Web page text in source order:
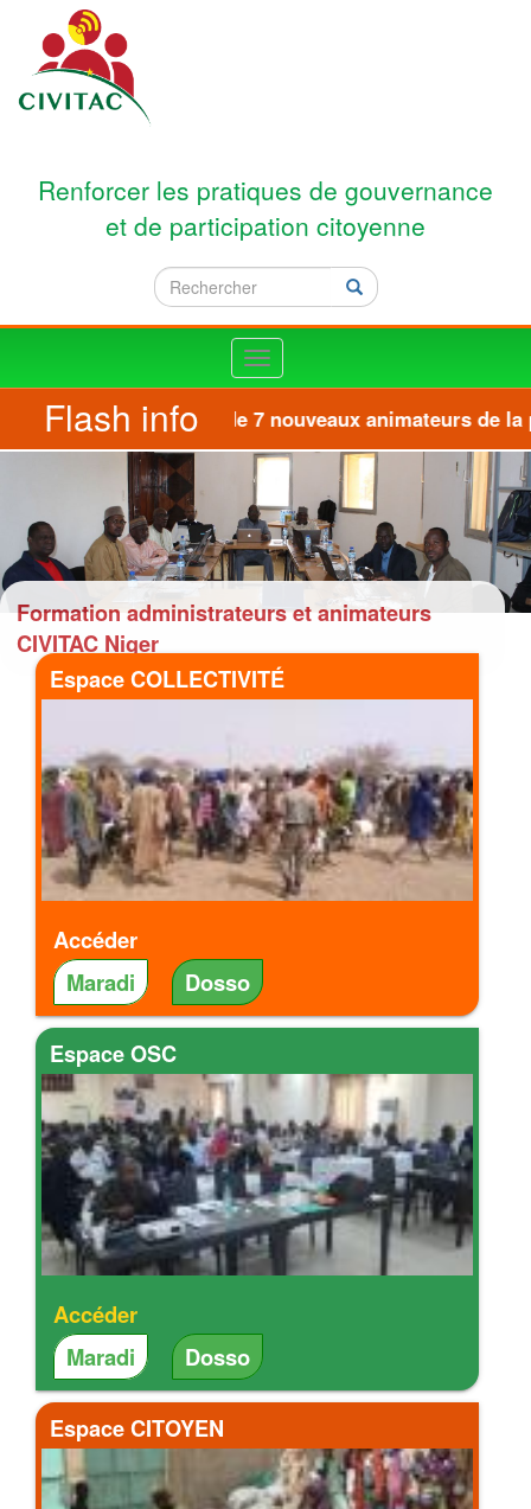
Aller au contenu principal
Renforcer les pratiques de gouvernance
et de participation citoyenne
Rechercher Rechercher
Toggle
navigation
Flash info
Formation de 7 nouveaux animateurs de la
Formation administrateurs et animateurs
CIVITAC Niger
Espace COLLECTIVITÉ
Accéder
Maradi
Dosso
Espace OSC
Accéder
Maradi
Dosso
Espace CITOYEN